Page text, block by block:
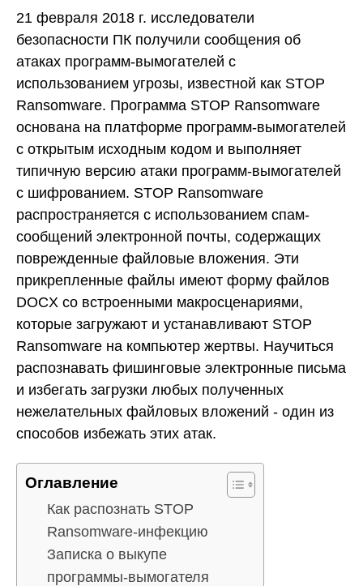
21 февраля 2018 г. исследователи
безопасности ПК получили сообщения об
атаках программ-вымогателей с
использованием угрозы, известной как STOP
Ransomware. Программа STOP Ransomware
основана на платформе программ-вымогателей
с открытым исходным кодом и выполняет
типичную версию атаки программ-вымогателей
с шифрованием. STOP Ransomware
распространяется с использованием спам-
сообщений электронной почты, содержащих
поврежденные файловые вложения. Эти
прикрепленные файлы имеют форму файлов
DOCX со встроенными макросценариями,
которые загружают и устанавливают STOP
Ransomware на компьютер жертвы. Научиться
распознавать фишинговые электронные письма
и избегать загрузки любых полученных
нежелательных файловых вложений - один из
способов избежать этих атак.
Оглавление
Как распознать STOP
Ransomware-инфекцию
Записка о выкупе
программы-вымогателя